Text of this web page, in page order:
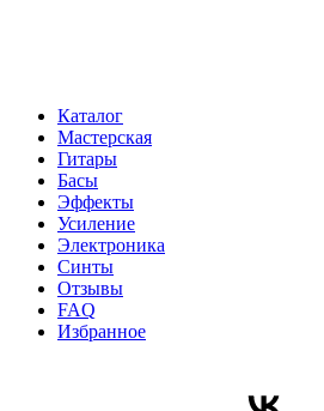
Каталог
Мастерская
Гитары
Басы
Эффекты
Усиление
Электроника
Синты
Отзывы
FAQ
Избранное